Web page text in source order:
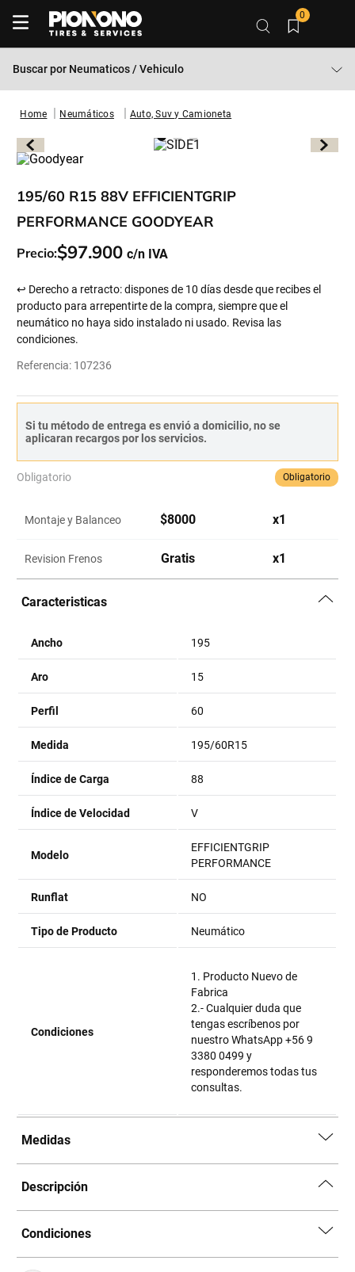
0
Buscar por Neumaticos / Vehiculo
Neumáticos Auto, Suv y Camioneta
195/60 R15 88V EFFICIENTGRIP
PERFORMANCE GOODYEAR
Precio:$97.900
↩ Derecho a retracto: dispones de 10 días desde que recibes el
producto para arrepentirte de la compra, siempre que el
neumático no haya sido instalado ni usado. Revisa las
condiciones.
Referencia: 107236
Si tu método de entrega es envió a domicilio, no se
aplicaran recargos por los servicios.
Obligatorio Obligatorio
Montaje y Balanceo $8000 x1
Revision Frenos Gratis x1
Caracteristicas
Ancho 195
Aro 15
Perfil 60
Medida 195/60R15
Índice de Carga 88
Índice de Velocidad V
Modelo
EFFICIENTGRIP
PERFORMANCE
Runflat NO
Tipo de Producto Neumático
Condiciones
1. Producto Nuevo de
Fabrica
2.- Cualquier duda que
tengas escríbenos por
nuestro WhatsApp +56 9
3380 0499 y
responderemos todas tus
consultas.
Medidas
Descripción
Condiciones